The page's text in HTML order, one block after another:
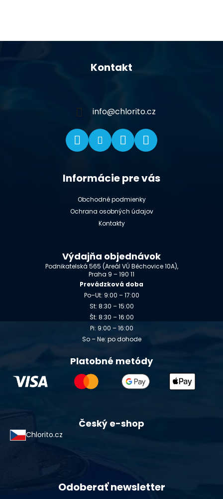
Kontakt
info@chlorito.cz
Informácie pre vás
Obchodné podmienky
Ochrana osobných údajov
Kontakty
Výdajňa objednávok
Podnikatelská 565 (Areál VÚ Běchovice 10A),
Praha 9 – 190 11
Prevádzková doba
Po–Ut: 9:00 – 17:00
St: 8:30 – 15:00
Št: 8:30 – 16:00
Pi: 9:00 – 16:00
So – Ne: po dohode
Platobné metódy
Český e-shop
Chlorito.cz
Odoberať newsletter